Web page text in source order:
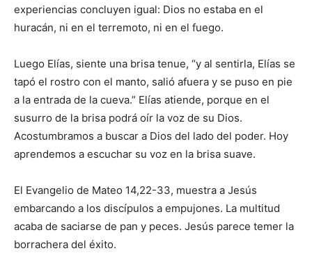
experiencias concluyen igual: Dios no estaba en el
huracán, ni en el terremoto, ni en el fuego.
Luego Elías, siente una brisa tenue, “y al sentirla, Elías se
tapó el rostro con el manto, salió afuera y se puso en pie
a la entrada de la cueva.” Elías atiende, porque en el
susurro de la brisa podrá oír la voz de su Dios.
Acostumbramos a buscar a Dios del lado del poder. Hoy
aprendemos a escuchar su voz en la brisa suave.
El Evangelio de Mateo 14,22-33, muestra a Jesús
embarcando a los discípulos a empujones. La multitud
acaba de saciarse de pan y peces. Jesús parece temer la
borra­chera del éxito.